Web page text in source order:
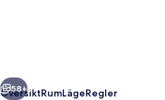
Nästa
58+
ÖversiktRumLägeRegler